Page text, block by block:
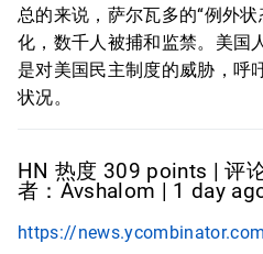
总的来说，萨尔瓦多的“例外
化，数千人被捕和监禁。美国
是对美国民主制度的威胁，呼
状况。
HN 热度 309 points | 评
者：Avshalom | 1 day
https://